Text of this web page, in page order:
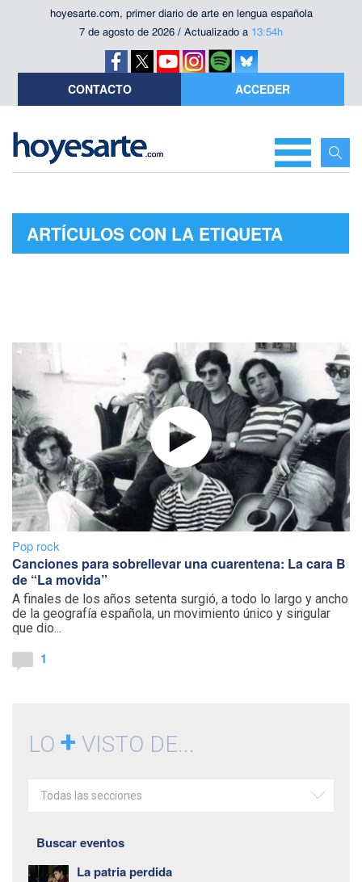
hoyesarte.com, primer diario de arte en lengua española
7 de agosto de 2026 / Actualizado a 13:54h
CONTACTO ACCEDER
ARTÍCULOS CON LA ETIQUETA
Pop rock
Canciones para sobrellevar una cuarentena: La cara B
de “La movida”
A finales de los años setenta surgió, a todo lo largo y ancho
de la geografía española, un movimiento único y singular
que dio...
1
LO + VISTO DE...
Todas las secciones
Buscar eventos
La patria perdida